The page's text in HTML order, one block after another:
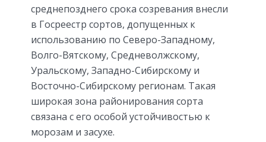
среднепозднего срока созревания внесли
в Госреестр сортов, допущенных к
использованию по Северо-Западному,
Волго-Вятскому, Средневолжскому,
Уральскому, Западно-Сибирскому и
Восточно-Сибирскому регионам. Такая
широкая зона районирования сорта
связана с его особой устойчивостью к
морозам и засухе.